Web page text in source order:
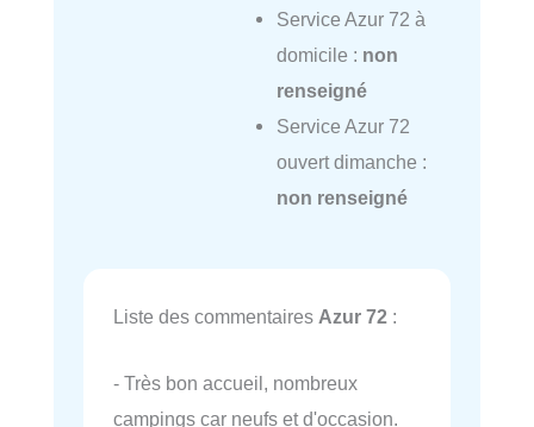
Service Azur 72 à
domicile : non
renseigné
Service Azur 72
ouvert dimanche :
non renseigné
Liste des commentaires Azur 72 :
- Très bon accueil, nombreux
campings car neufs et d'occasion.